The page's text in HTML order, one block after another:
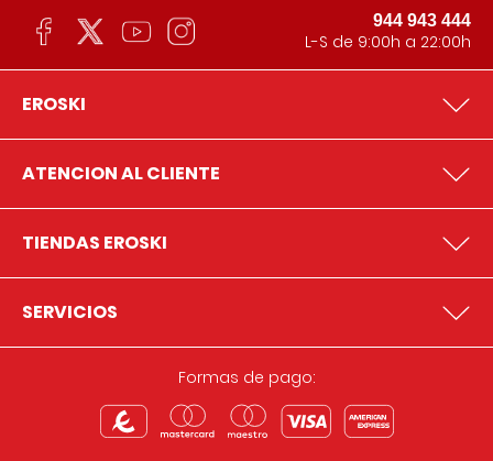
944 943 444
L-S de 9:00h a 22:00h
EROSKI
ATENCION AL CLIENTE
TIENDAS EROSKI
SERVICIOS
Formas de pago: